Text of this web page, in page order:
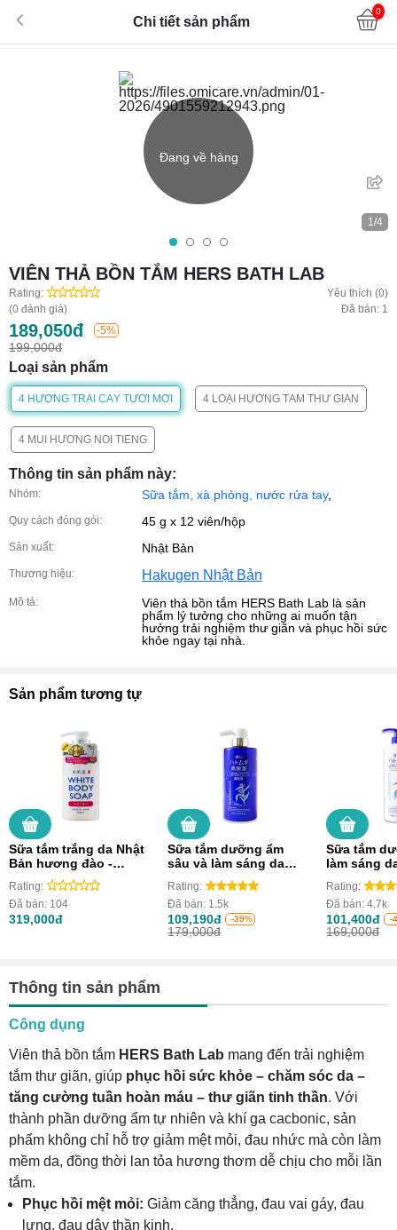
Chi tiết sản phẩm
0
Đang về hàng
1/4
VIÊN THẢ BỒN TẮM HERS BATH LAB
Rating:
Yêu thích (0)
(0 đánh giá)
Đã bán: 1
189,050đ -5%
199,000đ
Loại sản phẩm
4 HƯƠNG TRÁI CÂY TƯƠI MỚI 4 LOẠI HƯƠNG TẮM THƯ GIÃN
4 MÙI HƯƠNG NỔI TIẾNG
Thông tin sản phẩm này:
Nhóm: Sữa tắm, xà phòng, nước rửa tay,
Quy cách đóng gói: 45 g x 12 viên/hộp
Sản xuất: Nhật Bản
Thương hiệu: Hakugen Nhật Bản
Mô tả:
Viên thả bồn tắm HERS Bath Lab là sản
phẩm lý tưởng cho những ai muốn tận
hưởng trải nghiệm thư giãn và phục hồi sức
khỏe ngay tại nhà.
Sản phẩm tương tự
Sữa tắm trắng da Nhật
Bản hương đào -
White Body Soap
Rating:
Đã bán: 104
319,000đ
Sữa tắm dưỡng ẩm
sâu và làm sáng da
Hatomugi Nhật Bản
(Chai 600ml)
Rating:
Đã bán: 1.5k
109,190đ -39%
179,000đ
Sữa tắm
làm sáng
Nhật Bản
Rating:
Đã bán:4.7k
101,400đ -
169,000đ
Thông tin sản phẩm
Công dụng
Viên thả bồn tắm HERS Bath Lab mang đến trải nghiệm
tắm thư giãn, giúp phục hồi sức khỏe – chăm sóc da –
tăng cường tuần hoàn máu – thư giãn tinh thần. Với
thành phần dưỡng ẩm tự nhiên và khí ga cacbonic, sản
phẩm không chỉ hỗ trợ giảm mệt mỏi, đau nhức mà còn làm
mềm da, đồng thời lan tỏa hương thơm dễ chịu cho mỗi lần
tắm.
Phục hồi mệt mỏi: Giảm căng thẳng, đau vai gáy, đau
lưng, đau dây thần kinh.